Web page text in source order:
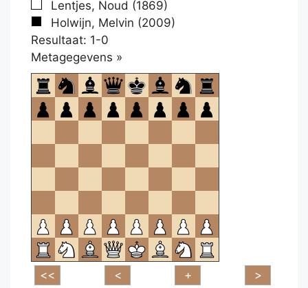
Lentjes, Noud (1869)
Holwijn, Melvin (2009)
Resultaat: 1-0
Metagegevens »
om
te
openen.